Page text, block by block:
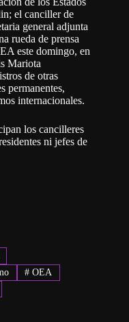
el canciller de
general adjunta
rueda de prensa
este domingo, en
Mariota
de otras
permanentes,
internacionales.
los cancilleres
ni jefes de
# OEA